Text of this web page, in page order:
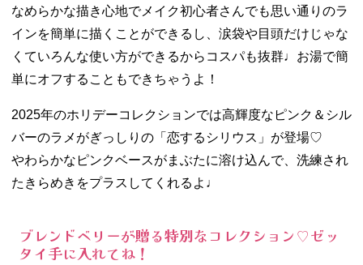
なめらかな描き心地でメイク初心者さんでも思い通りのラ
インを簡単に描くことができるし、涙袋や目頭だけじゃな
くていろんな使い方ができるからコスパも抜群♩お湯で簡
単にオフすることもできちゃうよ！
2025年のホリデーコレクションでは高輝度なピンク＆シル
バーのラメがぎっしりの「恋するシリウス」が登場♡
やわらかなピンクベースがまぶたに溶け込んで、洗練され
たきらめきをプラスしてくれるよ♩
ブレンドベリーが贈る特別なコレクション♡ゼッ
タイ手に入れてね！